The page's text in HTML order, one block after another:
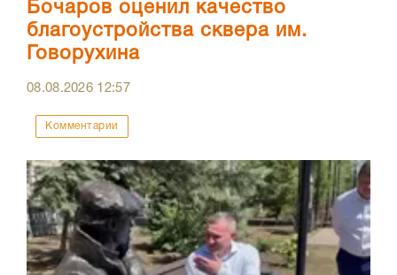
Бочаров оценил качество
благоустройства сквера им.
Говорухина
08.08.2026 12:57
Комментарии